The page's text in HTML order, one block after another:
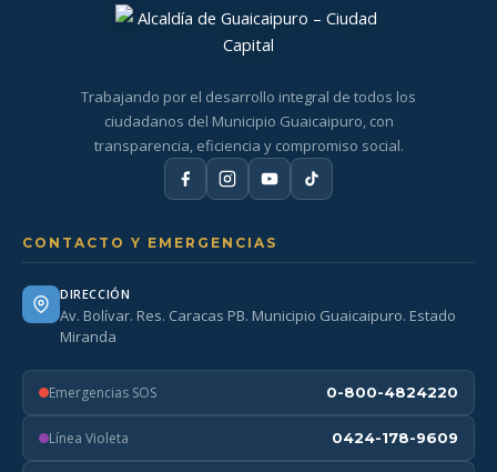
Trabajando por el desarrollo integral de todos los
ciudadanos del Municipio Guaicaipuro, con
transparencia, eficiencia y compromiso social.
CONTACTO Y EMERGENCIAS
DIRECCIÓN
Av. Bolívar. Res. Caracas PB. Municipio Guaicaipuro. Estado
Miranda
Emergencias SOS 0-800-4824220
Línea Violeta 0424-178-9609